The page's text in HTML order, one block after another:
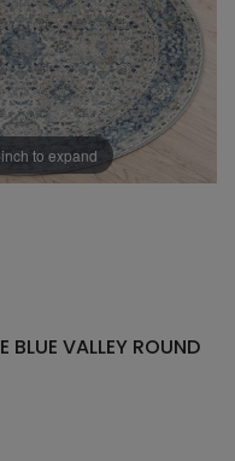
to expand
VALLEY ROUND